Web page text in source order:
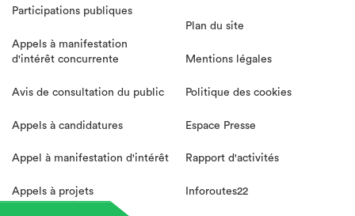
Participations publiques
Appels à manifestation
d'intérêt concurrente
Avis de consultation du public
Appels à candidatures
Appel à manifestation d'intérêt
Appels à projets
Plan du site
Mentions légales
Politique des cookies
Espace Presse
Rapport d'activités
Inforoutes22